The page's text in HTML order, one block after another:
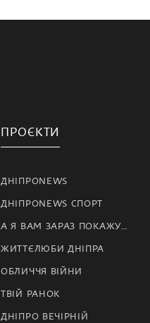
ПРОЄКТИ
ДНІПРОNEWS
ДНІПРОNEWS СПОРТ
А Я ВАМ ЗАРАЗ ПОКАЖУ…
ЖИТТЄЛЮБИ ДНІПРА
ОБЛИЧЧЯ ВІЙНИ
ТВІЙ РАНОК
ДНІПРО ВЕЧІРНІЙ